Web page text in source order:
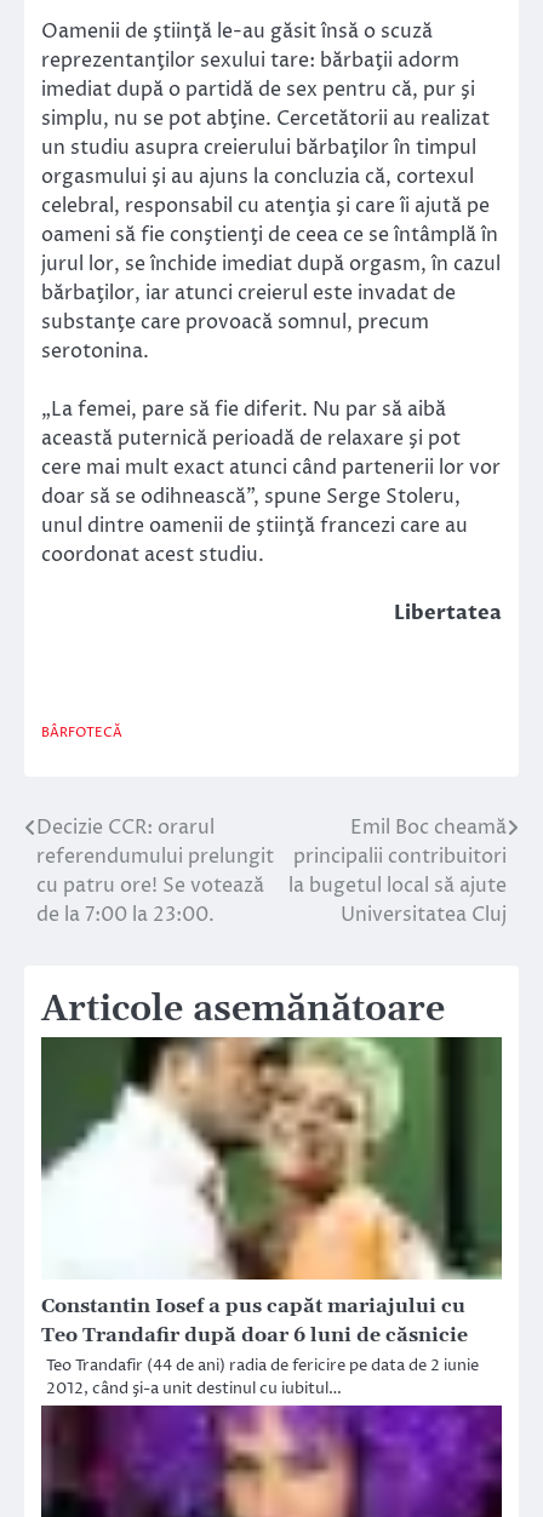
Oamenii de ştiinţă le-au găsit însă o scuză
reprezentanţilor sexului tare: bărbaţii adorm
imediat după o partidă de sex pentru că, pur şi
simplu, nu se pot abţine. Cercetătorii au realizat
un studiu asupra creierului bărbaţilor în timpul
orgasmului şi au ajuns la concluzia că, cortexul
celebral, responsabil cu atenţia şi care îi ajută pe
oameni să fie conştienţi de ceea ce se întâmplă în
jurul lor, se închide imediat după orgasm, în cazul
bărbaţilor, iar atunci creierul este invadat de
substanţe care provoacă somnul, precum
serotonina.
„La femei, pare să fie diferit. Nu par să aibă
această puternică perioadă de relaxare şi pot
cere mai mult exact atunci când partenerii lor vor
doar să se odihnească”, spune Serge Stoleru,
unul dintre oamenii de ştiinţă francezi care au
coordonat acest studiu.
Libertatea
BÂRFOTECĂ
Navigare
în
articole
Decizie CCR: orarul
referendumului prelungit
cu patru ore! Se votează
de la 7:00 la 23:00.
Emil Boc cheamă
principalii contribuitori
la bugetul local să ajute
Universitatea Cluj
Articole asemănătoare
Constantin Iosef a pus capăt mariajului cu
Teo Trandafir după doar 6 luni de căsnicie
Teo Trandafir (44 de ani) radia de fericire pe data de 2 iunie
2012, când şi-a unit destinul cu iubitul…